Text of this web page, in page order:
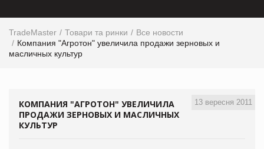
TradeMaster Товари та ринки
Все новости
Компания "Агротон" увеличила продажи зерновых и
масличных культур
13 вересня 2011
КОМПАНИЯ "АГРОТОН" УВЕЛИЧИЛА
ПРОДАЖИ ЗЕРНОВЫХ И МАСЛИЧНЫХ
КУЛЬТУР